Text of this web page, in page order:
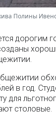
Полины
дорогим
в год.
для
столовые.